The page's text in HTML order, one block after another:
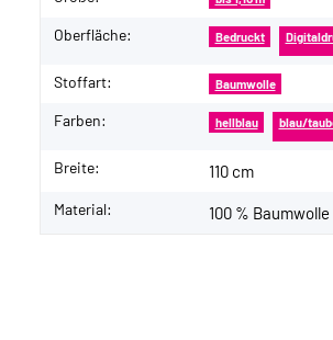
Oberfläche: Bedruckt
Stoffart: Baumwolle
Farben: hellblau blau/
Breite: 110 cm
Material: 100 % Baumwolle